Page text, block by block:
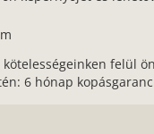
kötelességeinken felül
6 hónap